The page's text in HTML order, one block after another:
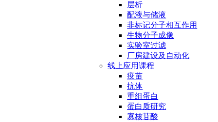
层析
配液与储液
非标记分子相互作用
生物分子成像
实验室过滤
厂房建设及自动化
线上应用课程
疫苗
抗体
重组蛋白
蛋白质研究
寡核苷酸